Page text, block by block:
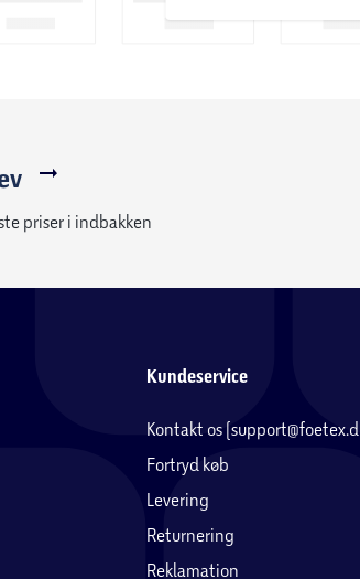
priser i indbakken
Kundeservice
Kontakt os
Fortryd køb
Levering
Returnering
Reklamation